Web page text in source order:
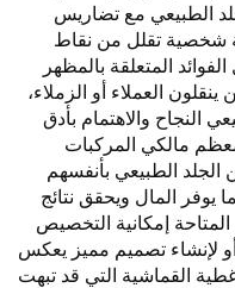
الطبيعي مع تضاريس
شخصية تقلل من نقاط
المتعلقة بالمظهر
العملاء أو الزملاء،
النجاح والاهتمام بأدق
مالكي المركبات
الطبيعي بأنفسهم
يوفر المال ويحقق نتائج
المتاحة إمكانية التخصيص
لإنشاء تصميم مميز يعكس
القماشية التي قد تبهت